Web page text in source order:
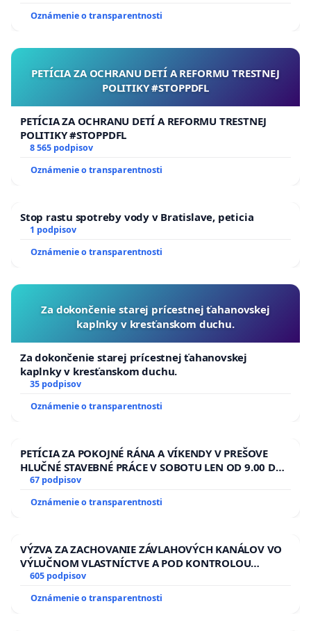
Oznámenie o transparentnosti
PETÍCIA ZA OCHRANU DETÍ A REFORMU TRESTNEJ
POLITIKY #STOPPDFL
PETÍCIA ZA OCHRANU DETÍ A REFORMU TRESTNEJ
POLITIKY #STOPPDFL
8 565 podpisov
Oznámenie o transparentnosti
Stop rastu spotreby vody v Bratislave, peticia
1 podpisov
Oznámenie o transparentnosti
Za dokončenie starej prícestnej ťahanovskej
kaplnky v kresťanskom duchu.
Za dokončenie starej prícestnej ťahanovskej
kaplnky v kresťanskom duchu.
35 podpisov
Oznámenie o transparentnosti
PETÍCIA ZA POKOJNÉ RÁNA A VÍKENDY V PREŠOVE
HLUČNÉ STAVEBNÉ PRÁCE V SOBOTU LEN OD 9.00 DO
13.00 HOD., CEZ PRACOVNÝ TÝŽDEŇ CIEĽ 8.00 – 18.00
ĎUMBIERSKEJ/MAGU
67 podpisov
Oznámenie o transparentnosti
VÝZVA ZA ZACHOVANIE ZÁVLAHOVÝCH KANÁLOV VO
VÝLUČNOM VLASTNÍCTVE A POD KONTROLOU
SLOVENSKEJ REPUBLIKY & žiadosť na riešenie
kanálov na Slovensku
605 podpisov
Oznámenie o transparentnosti